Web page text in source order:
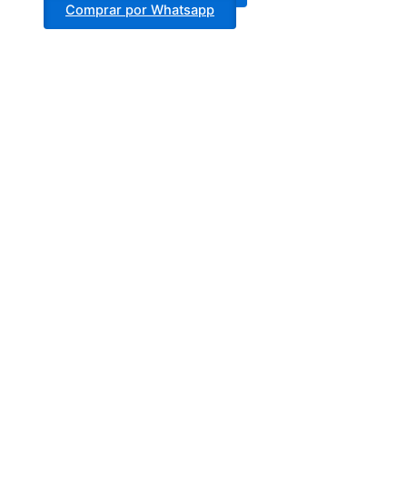
Comprar por Whatsapp